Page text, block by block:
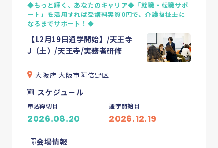
◆もっと輝く、あなたのキャリア◆「就職・転職サポ
ート」を活用すれば受講料実質0円で、介護福祉士に
なるまでサポート！◆
【12月19日通学開始】/天王寺
J（土）/天王寺/実務者研修
大阪府 大阪市阿倍野区
スケジュール
申込締切日
2026.08.20
通学開始日
2026.12.19
会場情報